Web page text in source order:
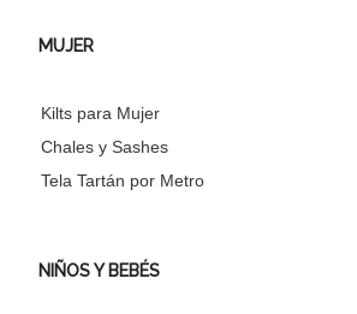
MUJER
Kilts para Mujer
Chales y Sashes
Tela Tartán por Metro
NIÑOS Y BEBÉS